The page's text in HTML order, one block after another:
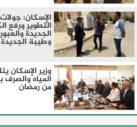
الإسكان:
التطوير ورفع
وطيبة الجديدة
وزير الإسكان
المياه والصرف
من رمضان